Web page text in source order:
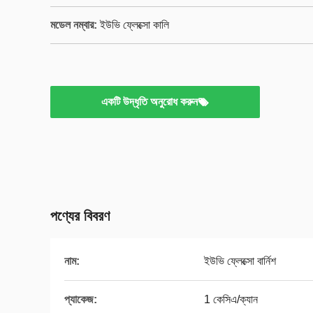
মডেল নম্বার: ইউভি ফ্লেক্সো কালি
একটি উদ্ধৃতি অনুরোধ করুন
পণ্যের বিবরণ
নাম: ইউভি ফ্লেক্সো বার্নিশ
প্যাকেজ: 1 কেসিএ/ক্যান